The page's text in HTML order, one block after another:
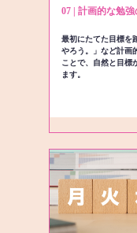
07 | 計画的な勉
最初にたてた目標を
やろう。」など計画
ことで、自然と目標
ます。